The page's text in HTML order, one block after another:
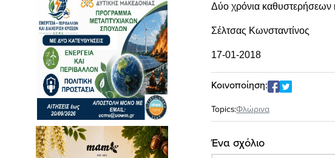
Δύο χρόνια καθυστερήσεων
Σέλτσας Κωνσταντίνος
17-01-2018
Κοινοποίηση:
Topics:Φλώρινα
Ένα σχόλιο